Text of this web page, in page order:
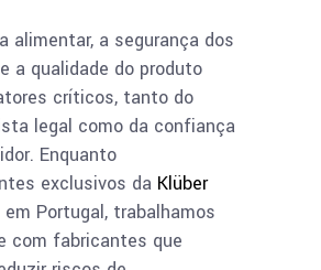
alimentar, a segurança dos
a qualidade do produto
críticos, tanto do
legal como da confiança
Enquanto
exclusivos da Klüber
em Portugal, trabalhamos
com fabricantes que